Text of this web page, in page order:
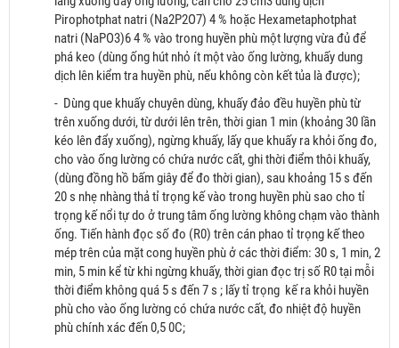
Pirophotphat natri (Na2P2O7) 4 % hoặc Hexametaphotphat
natri (NaPO3)6 4 % vào trong huyền phù một lượng vừa đủ để
phá keo (dùng ống hút nhỏ ít một vào ống lường, khuấy dung
dịch lên kiểm tra huyền phù, nếu không còn kết tủa là được);
- Dùng que khuấy chuyên dùng, khuấy đảo đều huyền phù từ
trên xuống dưới, từ dưới lên trên, thời gian 1 min (khoảng 30 lần
kéo lên đẩy xuống), ngừng khuấy, lấy que khuấy ra khỏi ống đo,
cho vào ống lường có chứa nước cất, ghi thời điểm thôi khuấy,
(dùng đồng hồ bấm giây để đo thời gian), sau khoảng 15 s đến
20 s nhẹ nhàng thả tỉ trọng kế vào trong huyền phù sao cho tỉ
trọng kế nổi tự do ở trung tâm ống lường không chạm vào thành
ống. Tiến hành đọc số đo (R0) trên cán phao tỉ trọng kế theo
mép trên của mặt cong huyền phù ở các thời điểm: 30 s, 1 min, 2
min, 5 min kể từ khi ngừng khuấy, thời gian đọc trị số R0 tại mỗi
thời điểm không quá 5 s đến 7 s ; lấy tỉ trọng kế ra khỏi huyền
phù cho vào ống lường có chứa nước cất, đo nhiệt độ huyền
phù chính xác đến 0,5 0C;